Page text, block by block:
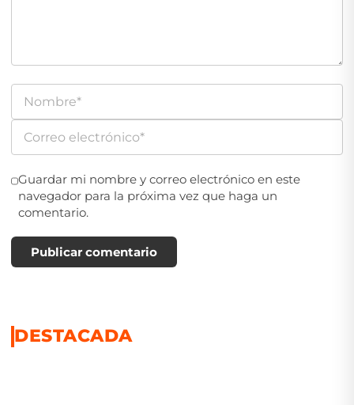
Guardar mi nombre y correo electrónico en este
navegador para la próxima vez que haga un
comentario.
Publicar comentario
DESTACADA